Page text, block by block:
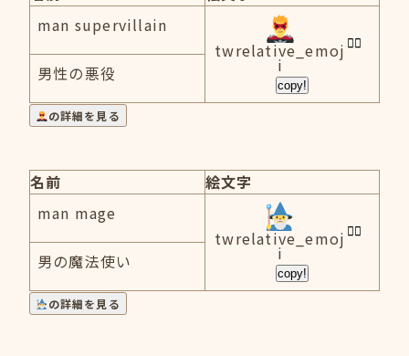
man supervillain
twrelative_emoj
i
copy!
男性の悪役
の詳細を見る
名前
絵文字
man mage
twrelative_emoj
i
copy!
男の魔法使い
の詳細を見る